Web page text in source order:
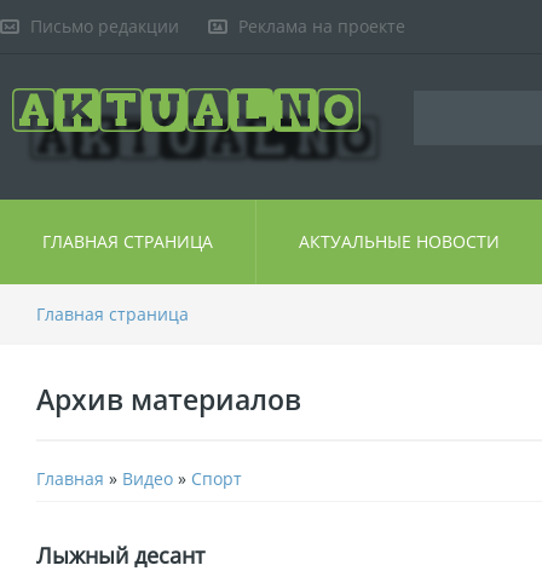
Письмо редакции Реклама на проекте
ГЛАВНАЯ СТРАНИЦА АКТУАЛЬНЫЕ НОВОСТИ
Главная страница
Архив материалов
Главная » Видео » Спорт
Лыжный десант